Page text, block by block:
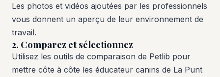
Les photos et vidéos ajoutées par les professionnels
vous donnent un aperçu de leur environnement de
travail.
2. Comparez et sélectionnez
Utilisez les outils de comparaison de Petlib pour
mettre côte à côte les éducateur canins de La Punt